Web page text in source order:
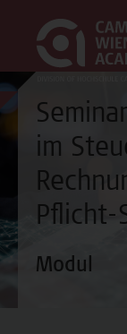
im
Pflicht-
Modul